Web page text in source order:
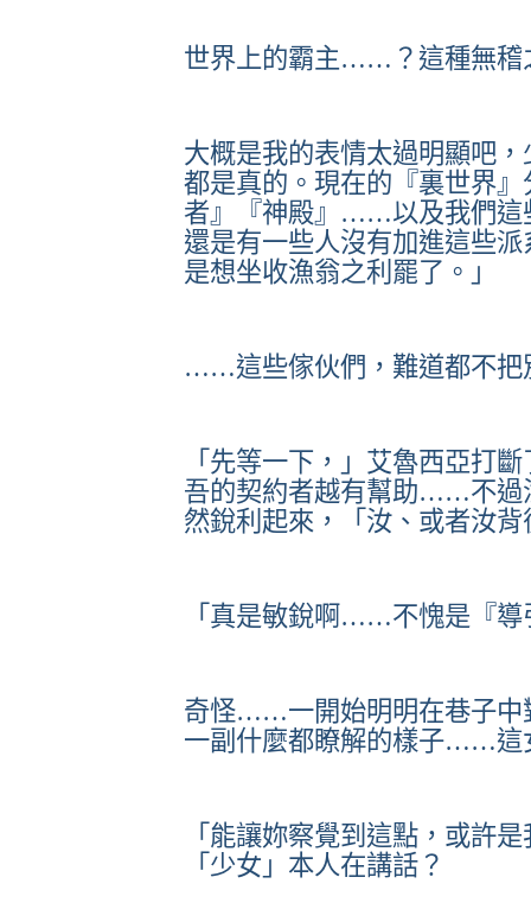
世界上的霸主……？這種無
大概是我的表情太過明顯吧
都是真的。現在的『裏世界
者』『神殿』……以及我們這
還是有一些人沒有加進這些
是想坐收漁翁之利罷了。」
……這些傢伙們，難道都不把
「先等一下，」艾魯西亞打
吾的契約者越有幫助……不過
然銳利起來，「汝、或者汝
「真是敏銳啊……不愧是『
奇怪……一開始明明在巷子中
一副什麼都瞭解的樣子……
「能讓妳察覺到這點，或
「少女」本人在講話？